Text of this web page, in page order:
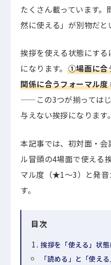
たくさん載っています
然に使える」が別物だと
挨拶を使える状態にす
になります。 ①場面に合
関係に合うフォーマル
——この3つが揃っては
与えない挨拶になります。
本記事では、初対面・
ル冒頭の4場面で使える
マル度（★1〜3）と発音
す。
目次
挨拶を「使える」状
「読める」と「使え